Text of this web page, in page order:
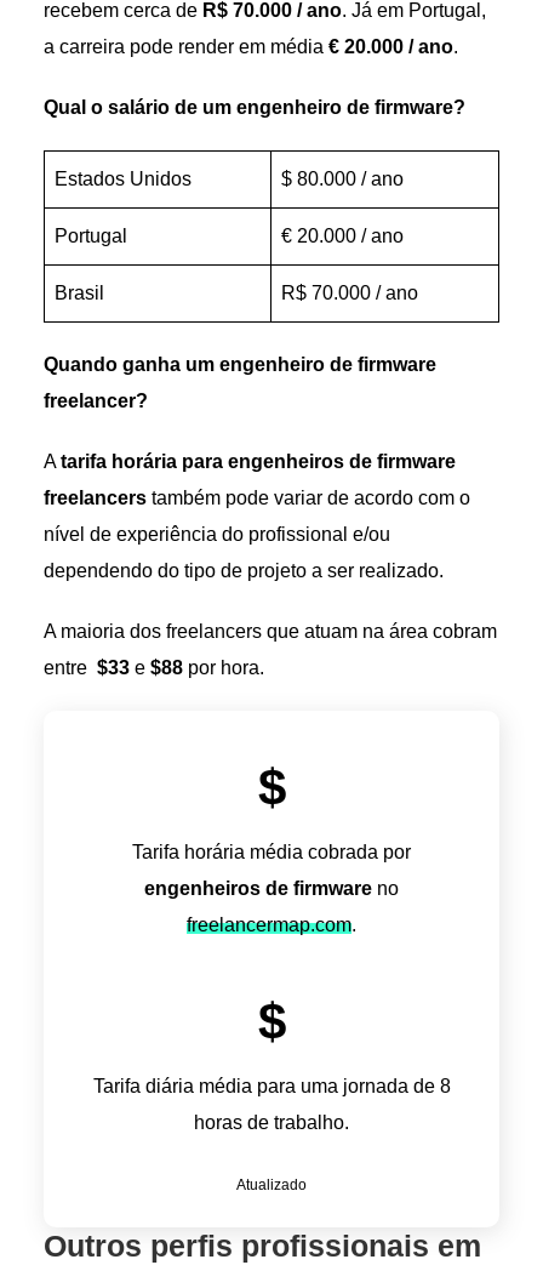
recebem cerca de R$ 70.000 / ano. Já em Portugal,
a carreira pode render em média € 20.000 / ano.
Qual o salário de um engenheiro de firmware?
Estados Unidos $ 80.000 / ano
Portugal € 20.000 / ano
Brasil R$ 70.000 / ano
Quando ganha um engenheiro de firmware
freelancer?
Atarifa horária para engenheiros de firmware
freelancerstambém pode variar de acordo com o
nível de experiência do profissional e/ou
dependendo do tipo de projeto a ser realizado.
A maioria dos freelancers que atuam na área cobram
entre $33e $88por hora.
$
Tarifa horária média cobrada por
engenheiros de firmware no
freelancermap.com.
$
Tarifa diária média para uma jornada de 8
horas de trabalho.
Atualizado
Outros perfis profissionais em